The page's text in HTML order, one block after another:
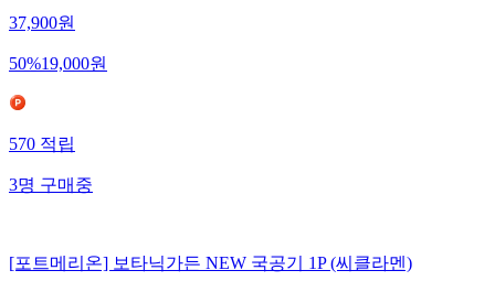
37,900원
50%19,000원
570적립
3명구매중
[포트메리온] 보타닉가든 NEW 국공기 1P (씨클라멘)